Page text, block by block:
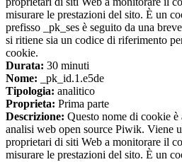
misurare le prestazioni del sito. È un
prefisso _pk_ses è seguito da una
si ritiene sia un codice di riferimento
cookie.
Durata: 30 minuti
Nome: _pk_id.1.e5de
Tipologia: analitico
Proprieta: Prima parte
Descrizione: Questo nome di cookie è
analisi web open source Piwik. Viene
proprietari di siti Web a monitorare il
misurare le prestazioni del sito. È un